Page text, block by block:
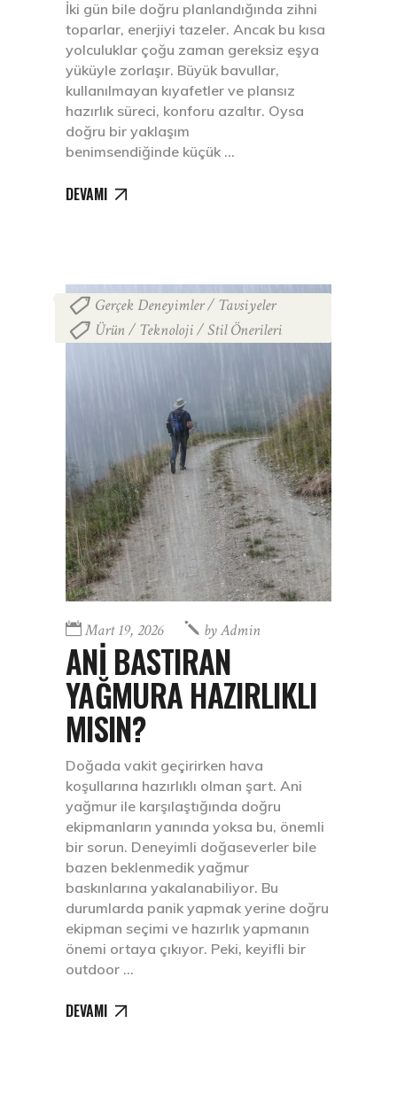
İki gün bile doğru planlandığında zihni
toparlar, enerjiyi tazeler. Ancak bu kısa
yolculuklar çoğu zaman gereksiz eşya
yüküyle zorlaşır. Büyük bavullar,
kullanılmayan kıyafetler ve plansız
hazırlık süreci, konforu azaltır. Oysa
doğru bir yaklaşım
benimsendiğinde küçük
DEVAMI
Gerçek Deneyimler / Tavsiyeler
Ürün / Teknoloji / Stil Önerileri
Mart 19, 2026 byAdmin
ANİ BASTIRAN
YAĞMURA HAZIRLIKLI
MISIN?
Doğada vakit geçirirken hava
koşullarına hazırlıklı olman şart. Ani
yağmur ile karşılaştığında doğru
ekipmanların yanında yoksa bu, önemli
bir sorun. Deneyimli doğaseverler bile
bazen beklenmedik yağmur
baskınlarına yakalanabiliyor. Bu
durumlarda panik yapmak yerine doğru
ekipman seçimi ve hazırlık yapmanın
önemi ortaya çıkıyor. Peki, keyifli bir
outdoor
DEVAMI